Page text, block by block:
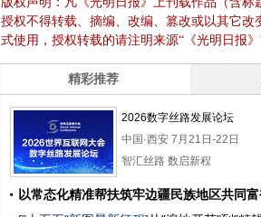
授权不得转载、摘编、改编、篡改或以其它改
式使用，授权转载的请注明来源“《光明日报》”